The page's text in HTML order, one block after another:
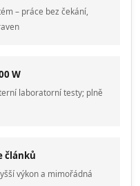
– práce bez čekání,
W
laboratorní testy; plně
článků
výkon a mimořádná